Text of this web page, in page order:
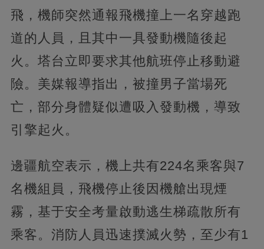
飛，機師突然通報飛機撞上一名穿越跑
道的人員，且其中一具發動機隨後起
火。塔台立即要求其他航班停止移動避
險。美媒報導指出，被撞男子當場死
亡，部分身體疑似遭吸入發動機，導致
引擎起火。
邊疆航空表示，機上共有224名乘客與7
名機組員，飛機停止後因機艙出現煙
霧，基于安全考量啟動逃生梯疏散所有
乘客。消防人員迅速撲滅火勢，至少有1